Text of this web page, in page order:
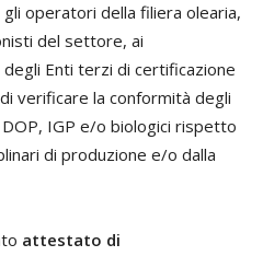
operatori della filiera olearia,
del settore, ai
Enti terzi di certificazione
verificare la conformità degli
IGP e/o biologici rispetto
di produzione e/o dalla
attestato di